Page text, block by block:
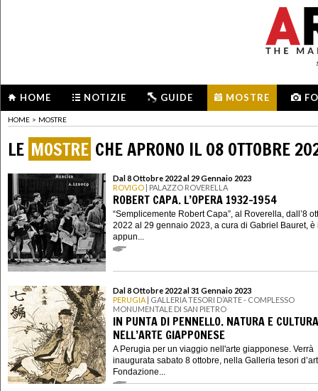
HOME NOTIZIE GUIDE MOSTRE
HOME > MOSTRE
LE MOSTRE CHE APRONO IL 08 OTTOBRE
Dal 8 Ottobre 2022 al 29 Gennaio 2023
ROVIGO | PALAZZO ROVERELLA
ROBERT CAPA. L’OPERA 1932-1954
“Semplicemente Robert Capa”, al Roverella, dall’8
2022 al 29 gennaio 2023, a cura di Gabriel Bauret, è
appun...
Dal 8 Ottobre 2022 al 31 Gennaio 2023
PERUGIA | GALLERIA TESORI D’ARTE - COMPLESSO
MONUMENTALE DI SAN PIETRO
IN PUNTA DI PENNELLO. NATURA E CULTURA
NELL’ARTE GIAPPONESE
A Perugia per un viaggio nell'arte giapponese. Verrà
inaugurata sabato 8 ottobre, nella Galleria tesori
Fondazione...